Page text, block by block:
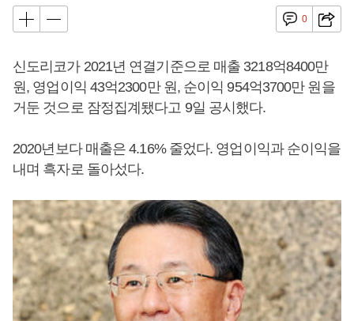
0
신도리코가 2021년 연결기준으로 매출 3218억8400만
원, 영업이익 43억2300만 원, 순이익 954억3700만 원을
거둔 것으로 잠정집계됐다고 9일 공시했다.
2020년보다 매출은 4.16% 줄었다. 영업이익과 순이익을
내며 흑자로 돌아섰다.